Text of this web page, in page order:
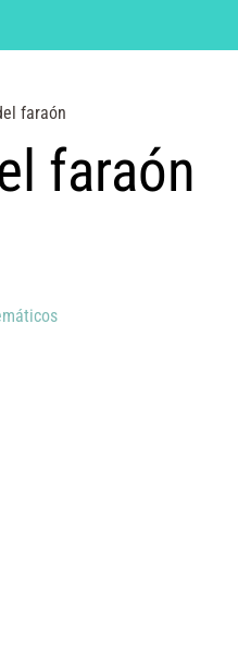
faraón
faraón